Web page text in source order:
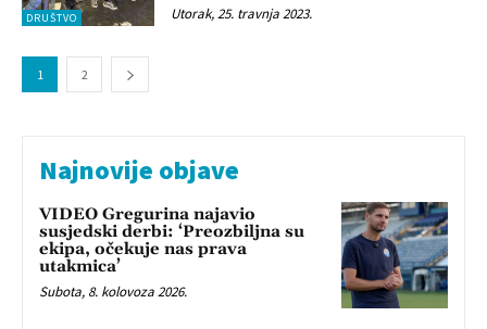
DRUŠTVO Utorak, 25. travnja 2023.
1 2
Najnovije objave
VIDEO Gregurina najavio
susjedski derbi: ‘Preozbiljna su
ekipa, očekuje nas prava
utakmica’
Subota, 8. kolovoza 2026.